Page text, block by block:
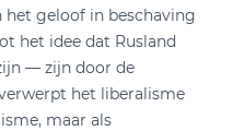
geloof in beschaving
het idee dat Rusland
— zijn door de
het liberalisme
maar als